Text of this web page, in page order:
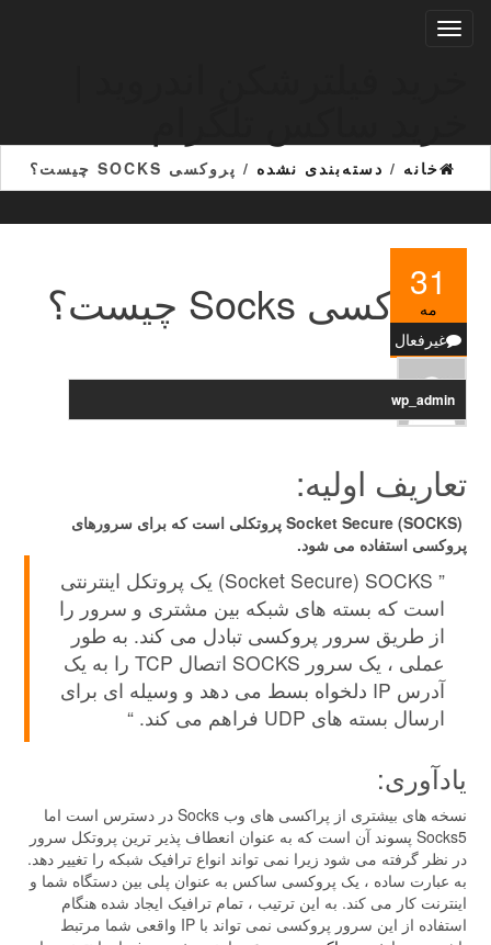
تغییر
خانه/ دسته‌بندی نشده/ پروکسی SOCKS چیست؟
31
مه
غیرفعال
پروکسی Socks چیست؟
wp_admin
تعاریف اولیه:
Socket Secure (SOCKS) پروتكلی است كه برای سرورهای
پروکسی استفاده می شود.
” Socket Secure) SOCKS) یک پروتکل اینترنتی
است که بسته های شبکه بین مشتری و سرور را
از طریق سرور پروکسی تبادل می کند. به طور
عملی ، یک سرور SOCKS اتصال TCP را به یک
آدرس IP دلخواه بسط می دهد و وسیله ای برای
ارسال بسته های UDP فراهم می کند. “
یادآوری:
نسخه های بیشتری از پراکسی های وب Socks در دسترس است اما
Socks5 پسوند آن است که به عنوان انعطاف پذیر ترین پروتکل سرور
در نظر گرفته می شود زیرا نمی تواند انواع ترافیک شبکه را تغییر دهد.
به عبارت ساده ، یک پروکسی ساکس به عنوان پلی بین دستگاه شما و
اینترنت کار می کند. به این ترتیب ، تمام ترافیک ایجاد شده هنگام
استفاده از این سرور پروکسی نمی تواند با IP واقعی شما مرتبط